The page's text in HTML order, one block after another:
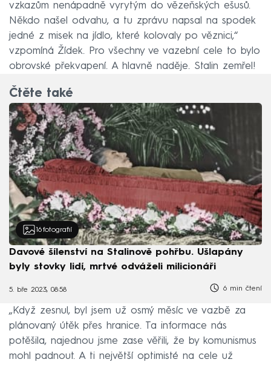
vzkazům nenápadně vyrytým do vězeňských ešusů.
Někdo našel odvahu, a tu zprávu napsal na spodek
jedné z misek na jídlo, které kolovaly po věznici,“
vzpomíná Žídek. Pro všechny ve vazební cele to bylo
obrovské překvapení. A hlavně naděje. Stalin zemřel!
Čtěte také
16 fotografií
Davové šílenství na Stalinově pohřbu. Ušlapány
byly stovky lidí, mrtvé odváželi milicionáři
5. bře 2023, 08:58 6 min čtení
„Když zesnul, byl jsem už osmý měsíc ve vazbě za
plánovaný útěk přes hranice. Ta informace nás
potěšila, najednou jsme zase věřili, že by komunismus
mohl padnout. A ti největší optimisté na cele už